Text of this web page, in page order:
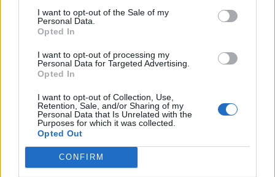
I want to opt-out of the Sale of my
Personal Data.
Opted In
I want to opt-out of processing my
Personal Data for Targeted Advertising.
Opted In
I want to opt-out of Collection, Use,
Retention, Sale, and/or Sharing of my
Personal Data that Is Unrelated with the
Purposes for which it was collected.
Opted Out
CONFIRM